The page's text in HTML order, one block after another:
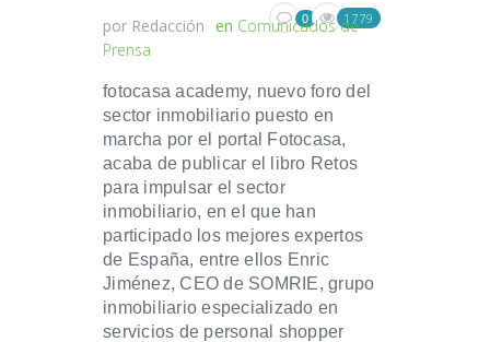
por Redacción en Comunicados de
Prensa
0 1779
fotocasa academy, nuevo foro del
sector inmobiliario puesto en
marcha por el portal Fotocasa,
acaba de publicar el libro Retos
para impulsar el sector
inmobiliario, en el que han
participado los mejores expertos
de España, entre ellos Enric
Jiménez, CEO de SOMRIE, grupo
inmobiliario especializado en
servicios de personal shopper